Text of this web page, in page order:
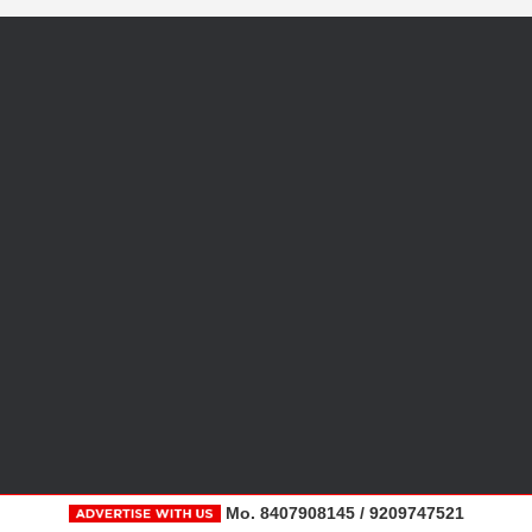
Mo. 8407908145 / 9209747521